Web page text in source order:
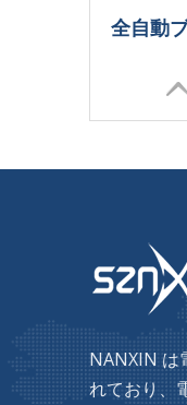
NANXIN は
れており、